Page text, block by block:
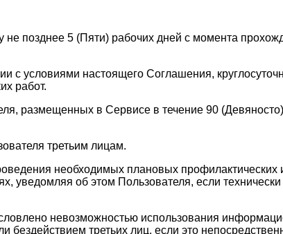
позднее 5 (Пяти) рабочих дней с момента
с условиями настоящего Соглашения,
работ.
размещенных в Сервисе в течение 90
третьим лицам.
необходимых плановых профилактических
уведомляя об этом Пользователя, если
невозможностью использования
третьих лиц, если это